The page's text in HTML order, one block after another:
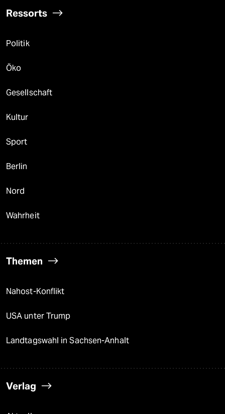
Ressorts
Politik
Öko
Gesellschaft
Kultur
Sport
Berlin
Nord
Wahrheit
Themen
Nahost-Konflikt
USA unter Trump
Landtagswahl in Sachsen-Anhalt
Verlag